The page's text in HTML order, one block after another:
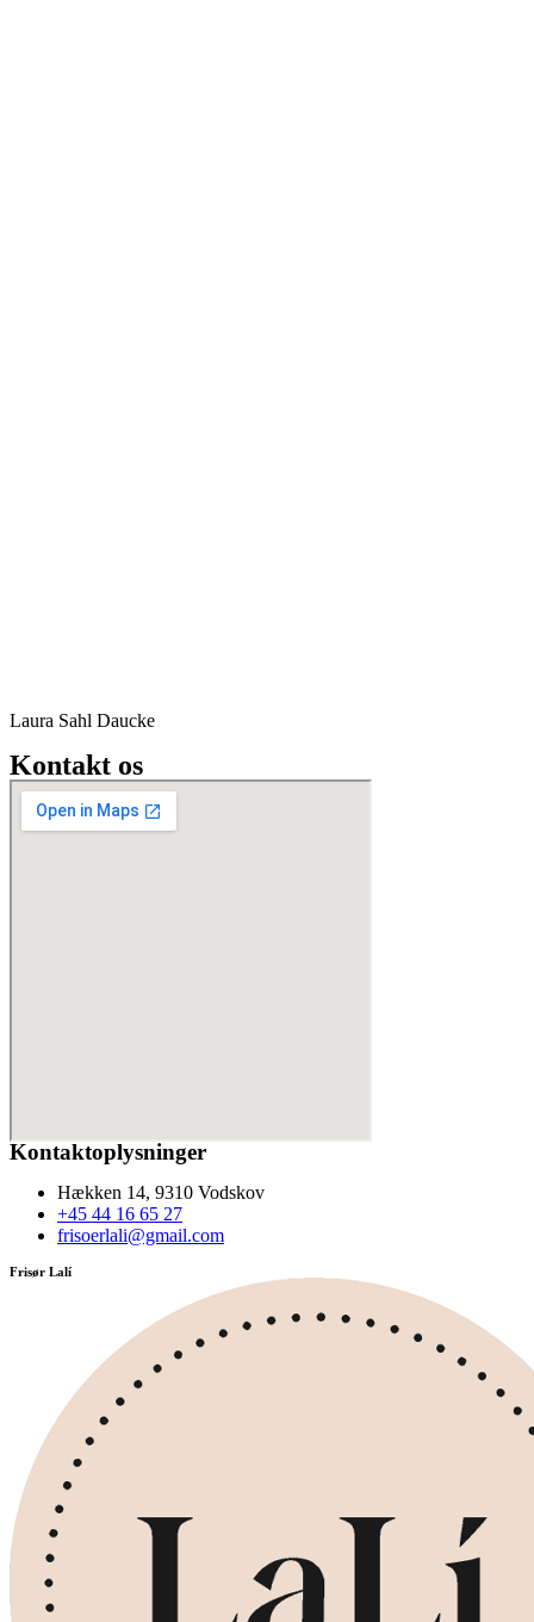
Laura Sahl Daucke
Kontakt os
Kontaktoplysninger
Hækken 14, 9310 Vodskov
+45 44 16 65 27
frisoerlali@gmail.com
Frisør Lalí